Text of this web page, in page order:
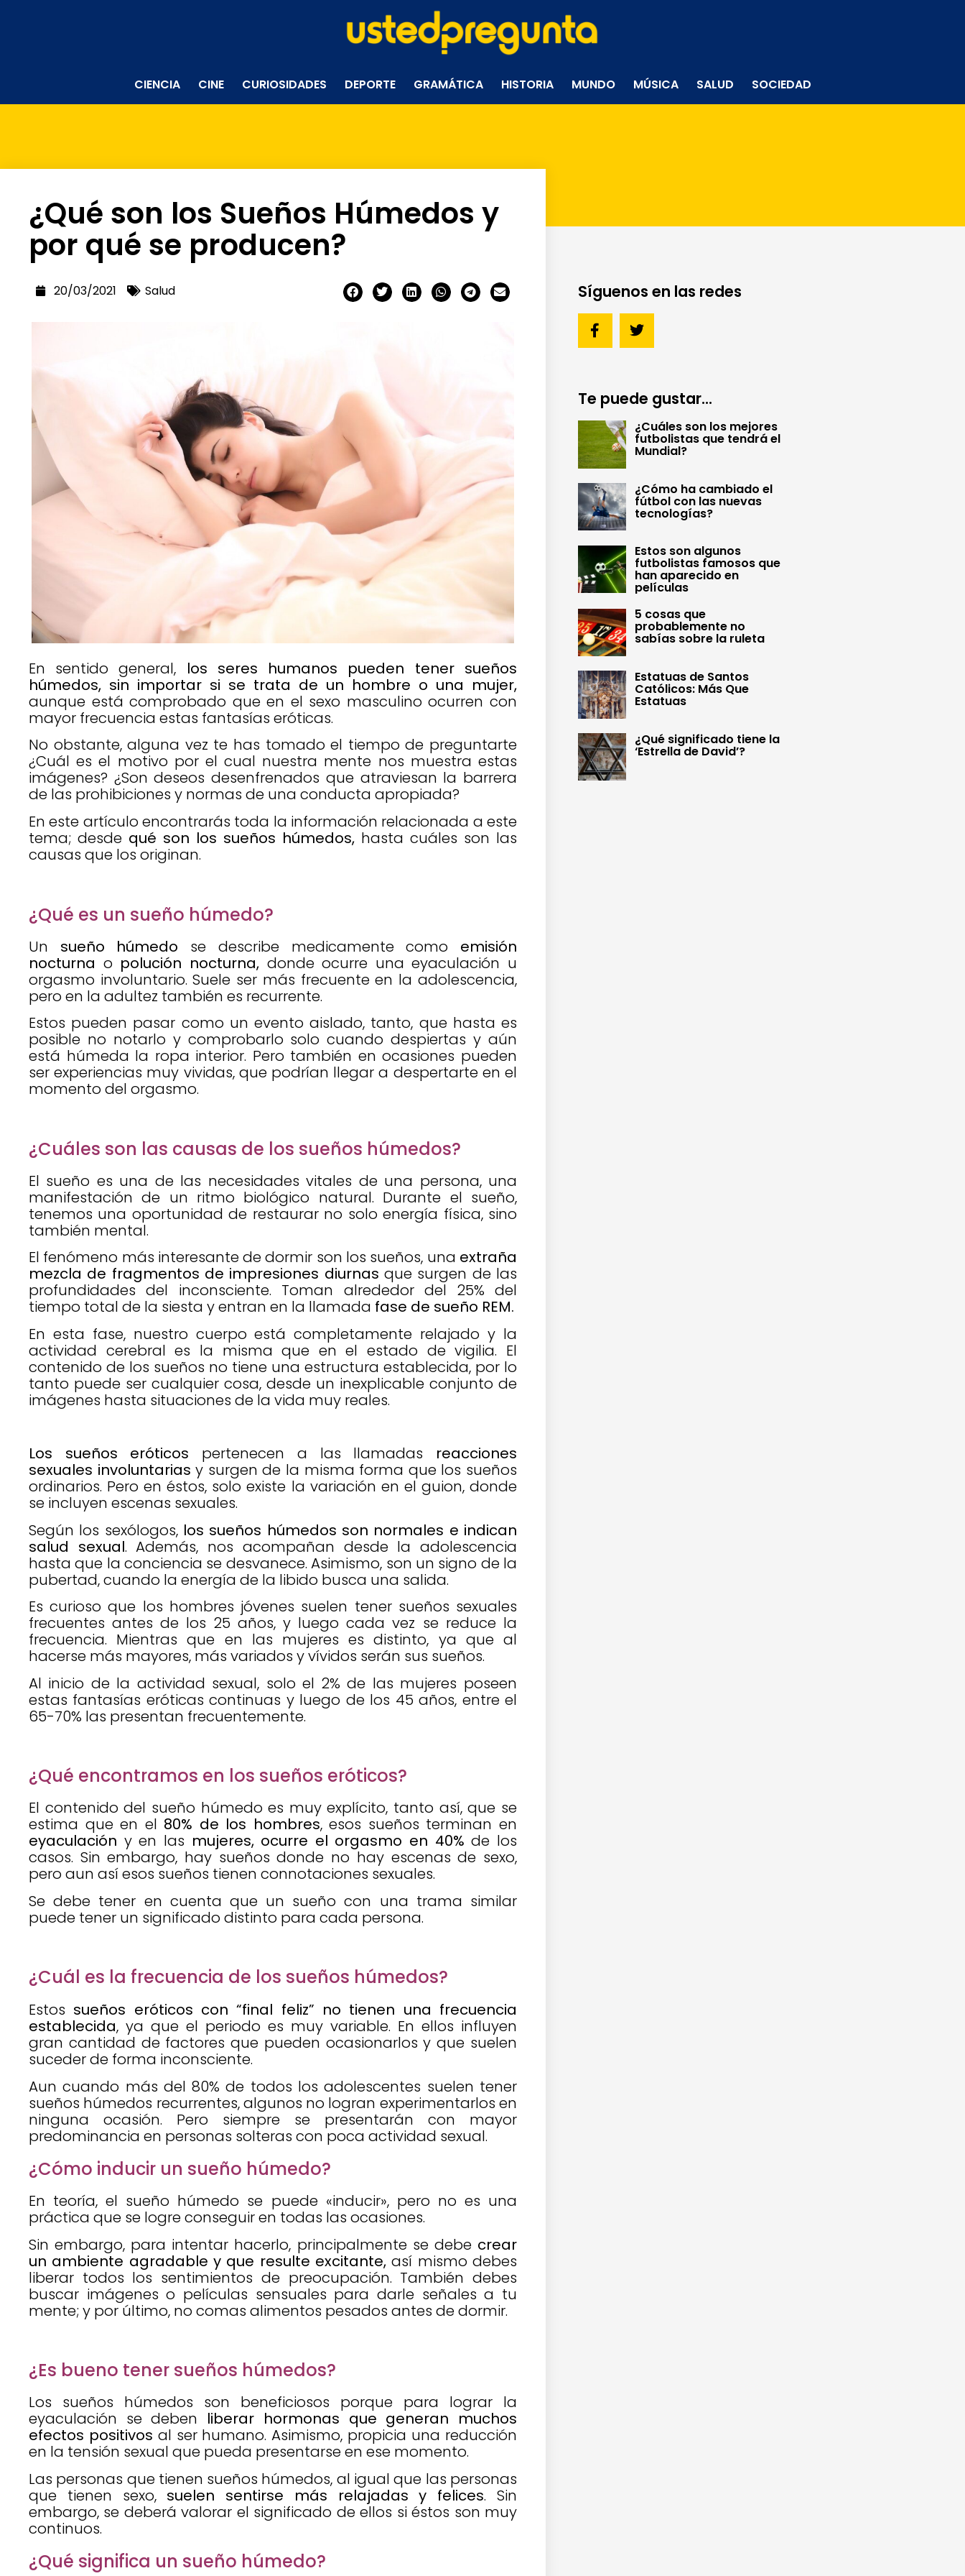
CIENCIA CINE CURIOSIDADES DEPORTE GRAMÁTICA HISTORIA MUNDO MÚSICA SALUD SOCIEDAD
¿Qué son los Sueños Húmedos y
por qué se producen?
20/03/2021 Salud
En sentido general, los seres humanos pueden tener sueños
húmedos, sin importar si se trata de un hombre o una mujer,
aunque está comprobado que en el sexo masculino ocurren con
mayor frecuencia estas fantasías eróticas.
No obstante, alguna vez te has tomado el tiempo de preguntarte
¿Cuál es el motivo por el cual nuestra mente nos muestra estas
imágenes? ¿Son deseos desenfrenados que atraviesan la barrera
de las prohibiciones y normas de una conducta apropiada?
En este artículo encontrarás toda la información relacionada a este
tema; desde qué son los sueños húmedos, hasta cuáles son las
causas que los originan.
¿Qué es un sueño húmedo?
Un sueño húmedo se describe medicamente como emisión
nocturna o polución nocturna, donde ocurre una eyaculación u
orgasmo involuntario. Suele ser más frecuente en la adolescencia,
pero en la adultez también es recurrente.
Estos pueden pasar como un evento aislado, tanto, que hasta es
posible no notarlo y comprobarlo solo cuando despiertas y aún
está húmeda la ropa interior. Pero también en ocasiones pueden
ser experiencias muy vividas, que podrían llegar a despertarte en el
momento del orgasmo.
¿Cuáles son las causas de los sueños húmedos?
El sueño es una de las necesidades vitales de una persona, una
manifestación de un ritmo biológico natural. Durante el sueño,
tenemos una oportunidad de restaurar no solo energía física, sino
también mental.
El fenómeno más interesante de dormir son los sueños, una extraña
mezcla de fragmentos de impresiones diurnas que surgen de las
profundidades del inconsciente. Toman alrededor del 25% del
tiempo total de la siesta y entran en la llamada fase de sueño REM.
En esta fase, nuestro cuerpo está completamente relajado y la
actividad cerebral es la misma que en el estado de vigilia. El
contenido de los sueños no tiene una estructura establecida, por lo
tanto puede ser cualquier cosa, desde un inexplicable conjunto de
imágenes hasta situaciones de la vida muy reales.
Los sueños eróticos pertenecen a las llamadas reacciones
sexuales involuntarias y surgen de la misma forma que los sueños
ordinarios. Pero en éstos, solo existe la variación en el guion, donde
se incluyen escenas sexuales.
Según los sexólogos, los sueños húmedos son normales e indican
salud sexual. Además, nos acompañan desde la adolescencia
hasta que la conciencia se desvanece. Asimismo, son un signo de la
pubertad, cuando la energía de la libido busca una salida.
Es curioso que los hombres jóvenes suelen tener sueños sexuales
frecuentes antes de los 25 años, y luego cada vez se reduce la
frecuencia. Mientras que en las mujeres es distinto, ya que al
hacerse más mayores, más variados y vívidos serán sus sueños.
Al inicio de la actividad sexual, solo el 2% de las mujeres poseen
estas fantasías eróticas continuas y luego de los 45 años, entre el
65-70% las presentan frecuentemente.
¿Qué encontramos en los sueños eróticos?
El contenido del sueño húmedo es muy explícito, tanto así, que se
estima que en el 80% de los hombres, esos sueños terminan en
eyaculación y en las mujeres, ocurre el orgasmo en 40% de los
casos. Sin embargo, hay sueños donde no hay escenas de sexo,
pero aun así esos sueños tienen connotaciones sexuales.
Se debe tener en cuenta que un sueño con una trama similar
puede tener un significado distinto para cada persona.
¿Cuál es la frecuencia de los sueños húmedos?
Estos sueños eróticos con “final feliz” no tienen una frecuencia
establecida, ya que el periodo es muy variable. En ellos influyen
gran cantidad de factores que pueden ocasionarlos y que suelen
suceder de forma inconsciente.
Aun cuando más del 80% de todos los adolescentes suelen tener
sueños húmedos recurrentes, algunos no logran experimentarlos en
ninguna ocasión. Pero siempre se presentarán con mayor
predominancia en personas solteras con poca actividad sexual.
¿Cómo inducir un sueño húmedo?
En teoría, el sueño húmedo se puede «inducir», pero no es una
práctica que se logre conseguir en todas las ocasiones.
Sin embargo, para intentar hacerlo, principalmente se debe crear
un ambiente agradable y que resulte excitante, así mismo debes
liberar todos los sentimientos de preocupación. También debes
buscar imágenes o películas sensuales para darle señales a tu
mente; y por último, no comas alimentos pesados antes de dormir.
¿Es bueno tener sueños húmedos?
Los sueños húmedos son beneficiosos porque para lograr la
eyaculación se deben liberar hormonas que generan muchos
efectos positivos al ser humano. Asimismo, propicia una reducción
en la tensión sexual que pueda presentarse en ese momento.
Las personas que tienen sueños húmedos, al igual que las personas
que tienen sexo, suelen sentirse más relajadas y felices. Sin
embargo, se deberá valorar el significado de ellos si éstos son muy
continuos.
¿Qué significa un sueño húmedo?
Síguenos en las redes
Te puede gustar...
¿Cuáles son los mejores
futbolistas que tendrá el
Mundial?
¿Cómo ha cambiado el
fútbol con las nuevas
tecnologías?
Estos son algunos
futbolistas famosos que
han aparecido en
películas
5 cosas que
probablemente no
sabías sobre la ruleta
Estatuas de Santos
Católicos: Más Que
Estatuas
¿Qué significado tiene la
‘Estrella de David’?